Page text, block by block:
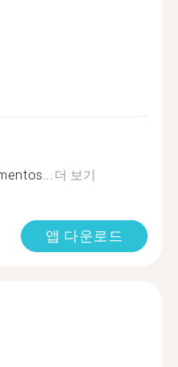
더 보기
앱 다운로드